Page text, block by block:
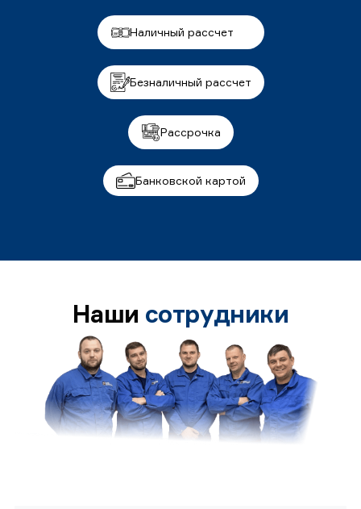
Наличный рассчет
Безналичный рассчет
Рассрочка
Банковской картой
Наши сотрудники